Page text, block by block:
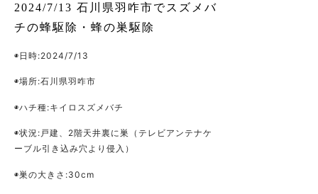
2024/7/13 石川県羽咋市でスズメバ
チの蜂駆除・蜂の巣駆除
◉日時:2024/7/13
◉場所:石川県羽咋市
◉ハチ種:キイロスズメバチ
◉状況:戸建、2階天井裏に巣（テレビアンテナケ
ーブル引き込み穴より侵入）
◉巣の大きさ:30cm